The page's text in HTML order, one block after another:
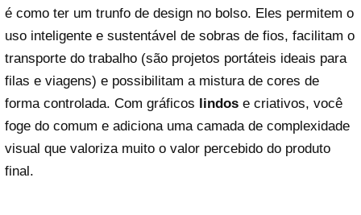
é como ter um trunfo de design no bolso. Eles permitem o
uso inteligente e sustentável de sobras de fios, facilitam o
transporte do trabalho (são projetos portáteis ideais para
filas e viagens) e possibilitam a mistura de cores de
forma controlada. Com gráficos
lindos e criativos, você
foge do comum e adiciona uma camada de complexidade
visual que valoriza muito o valor percebido do produto
final.